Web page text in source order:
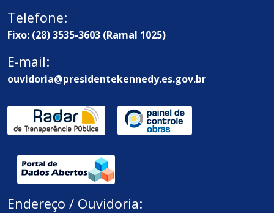
Telefone:
Fixo: (28) 3535-3603 (Ramal 1025)
E-mail:
ouvidoria@presidentekennedy.es.gov.br
Endereço / Ouvidoria: